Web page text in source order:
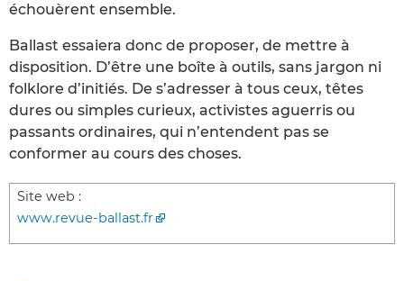
échouèrent ensemble.
Ballast essaiera donc de proposer, de mettre à
disposition. D’être une boîte à outils, sans jargon ni
folklore d’initiés. De s’adresser à tous ceux, têtes
dures ou simples curieux, activistes aguerris ou
passants ordinaires, qui n’entendent pas se
conformer au cours des choses.
Site web :
www.revue-ballast.fr